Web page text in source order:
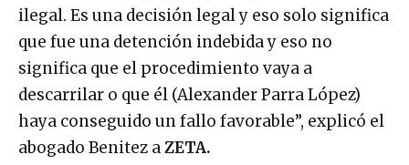
ilegal. Es una decisión legal y eso solo significa
que fue una detención indebida y eso no
significa que el procedimiento vaya a
descarrilar o que él (Alexander Parra López)
haya conseguido un fallo favorable”, explicó el
abogado Benitez aZETA.